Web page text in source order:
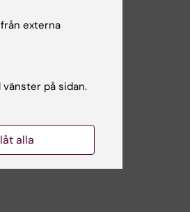
vid
externa
på sidan.
alla